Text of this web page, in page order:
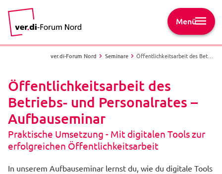
Menü
ver.di-Forum Nord Seminare Öffentlichkeitsarbeit des Betriebs- und Personalrates – Aufbauseminar - Praktische Umsetzung - Mit digitalen Tools zur erfolgreichen Öffentlichkeitsarbeit
Öffentlichkeitsarbeit des
Betriebs- und Personalrates –
Aufbauseminar
Praktische Umsetzung - Mit digitalen Tools zur
erfolgreichen Öffentlichkeitsarbeit
In unserem Aufbauseminar lernst du, wie du digitale Tools